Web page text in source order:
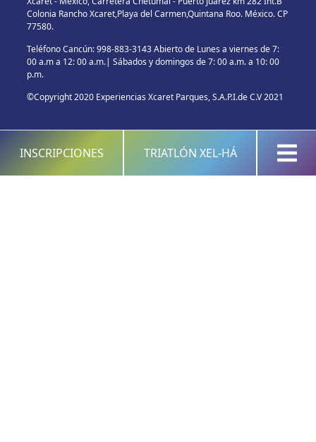
Colonia Rancho Xcaret,Playa del Carmen,Quintana Roo. México. CP
77580.
Teléfono Cancún: 998-883-3143 Abierto de Lunes a viernes de 7:
00 a.m a 12: 00 a.m.| Sábados y domingos de 7: 00 a.m. a 10: 00
p.m.
©Copyright 2020 Experiencias Xcaret Parques, S.A.P.I.de C.V 2021
INSCRIPCIONES TRIATLÓN XEL-HÁ